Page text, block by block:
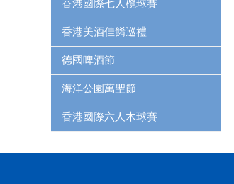
香港國際七人欖球賽
香港美酒佳餚巡禮
德國啤酒節
海洋公園萬聖節
香港國際六人木球賽